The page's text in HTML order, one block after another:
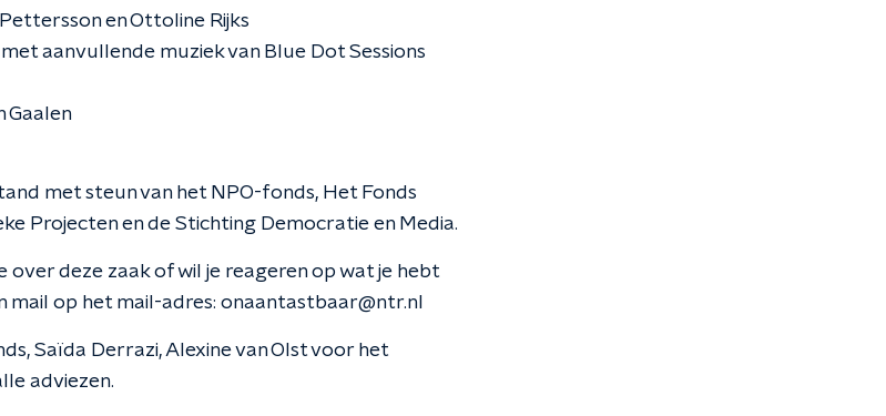
en Ottoline Rijks
aanvullende muziek van Blue Dot Sessions
Gaalen
met steun van het NPO-fonds, Het Fonds
Projecten en de Stichting Democratie en Media.
over deze zaak of wil je reageren op wat je hebt
mail op het mail-adres: onaantastbaar@ntr.nl
Saïda Derrazi, Alexine van Olst voor het
adviezen.